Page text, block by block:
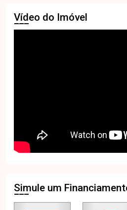
Vídeo do Imóvel
Simule um